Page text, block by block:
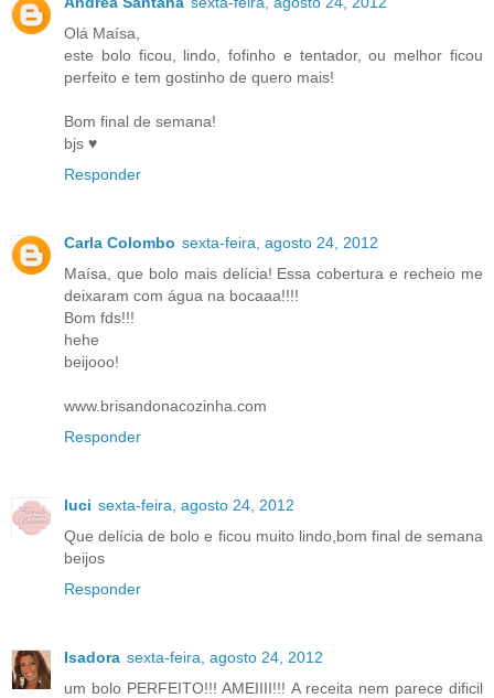
Olá Maísa,
este bolo ficou, lindo, fofinho e tentador, ou melhor ficou
perfeito e tem gostinho de quero mais!
Bom final de semana!
bjs ♥
Responder
Carla Colombo sexta-feira, agosto 24, 2012
Maísa, que bolo mais delícia! Essa cobertura e recheio me
deixaram com água na bocaaa!!!!
Bom fds!!!
hehe
beijooo!
www.brisandonacozinha.com
Responder
luci sexta-feira, agosto 24, 2012
Que delícia de bolo e ficou muito lindo,bom final de semana
beijos
Responder
Isadora sexta-feira, agosto 24, 2012
um bolo PERFEITO!!! AMEIIII!!! A receita nem parece dificil